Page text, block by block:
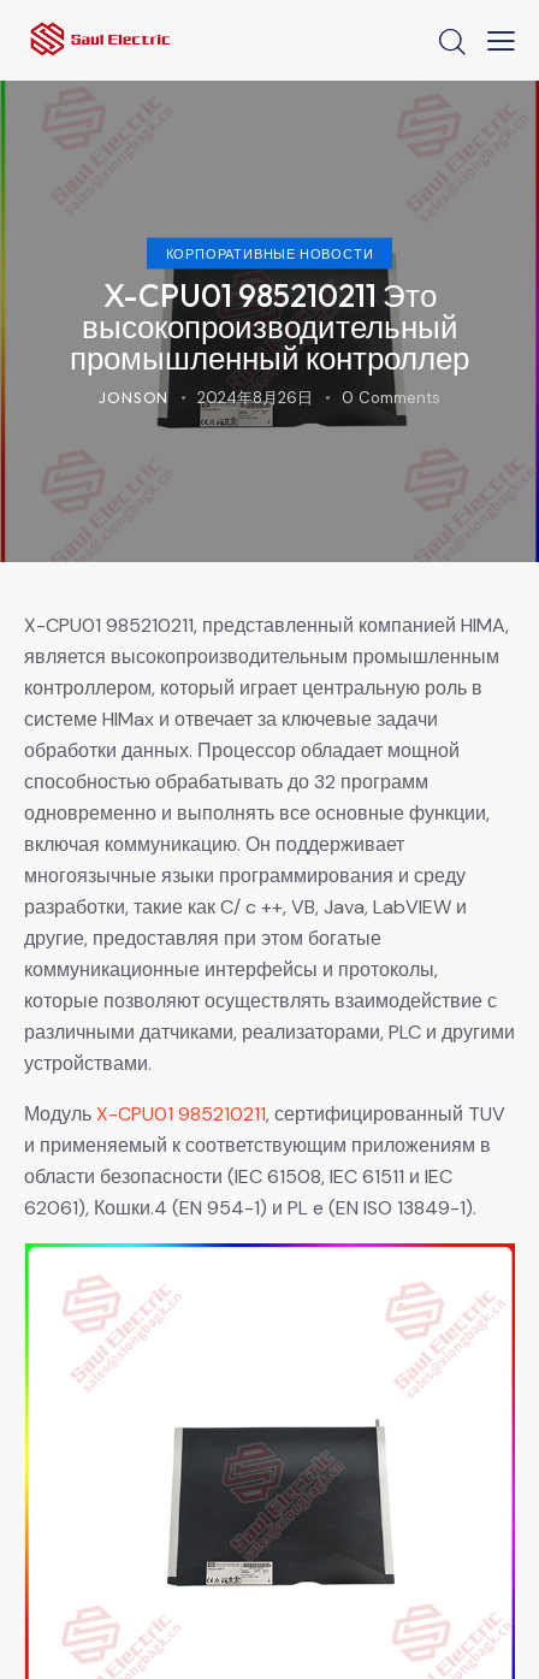
КОРПОРАТИВНЫЕ НОВОСТИ
X-CPU01 985210211 Это
высокопроизводительный
промышленный контроллер
JONSON 2024年8月26日 0 Comments
X-CPU01 985210211, представленный компанией HIMA,
является высокопроизводительным промышленным
контроллером, который играет центральную роль в
системе HIMax и отвечает за ключевые задачи
обработки данных. Процессор обладает мощной
способностью обрабатывать до 32 программ
одновременно и выполнять все основные функции,
включая коммуникацию. Он поддерживает
многоязычные языки программирования и среду
разработки, такие как C/ c ++, VB, Java, LabVIEW и
другие, предоставляя при этом богатые
коммуникационные интерфейсы и протоколы,
которые позволяют осуществлять взаимодействие с
различными датчиками, реализаторами, PLC и другими
устройствами.
МодульX-CPU01 985210211, сертифицированный TUV
и применяемый к соответствующим приложениям в
области безопасности (IEC 61508, IEC 61511 и IEC
62061), Кошки.4 (EN 954-1) и PL e (EN ISO 13849-1).